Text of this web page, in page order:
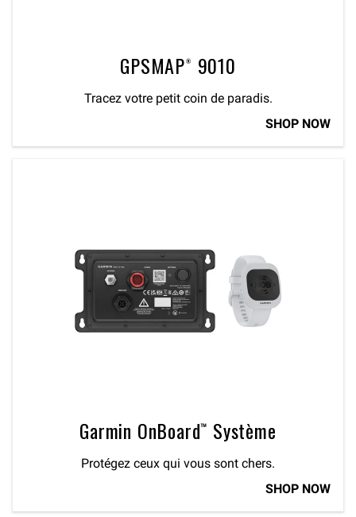
GPSMAP® 9010
Tracez votre petit coin de paradis.
SHOP NOW
Garmin OnBoard™ Système
Protégez ceux qui vous sont chers.
SHOP NOW